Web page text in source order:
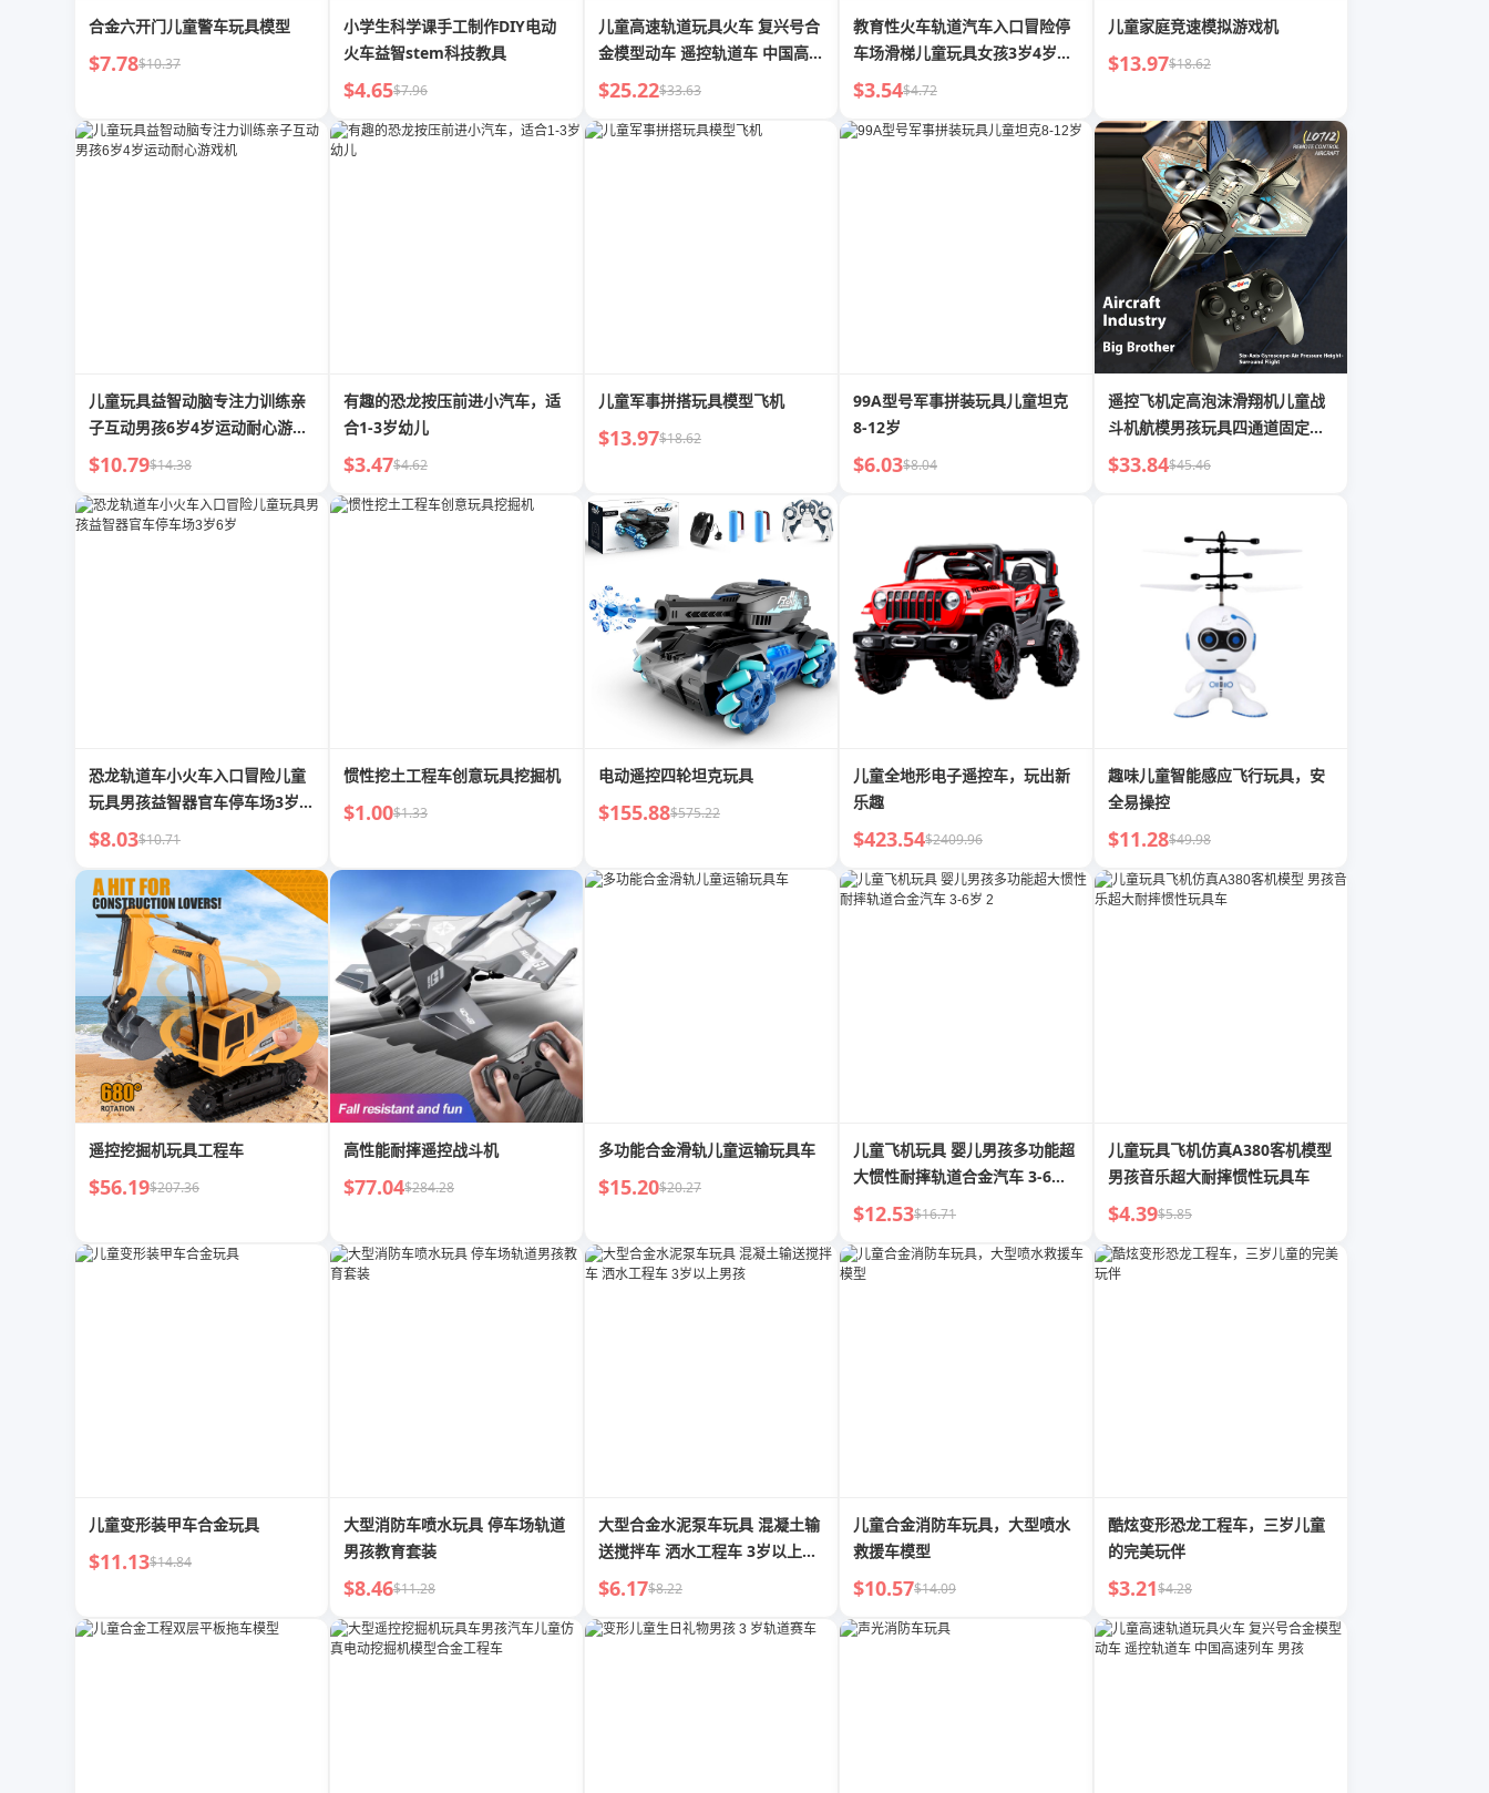
合金六开门儿童警车玩具模型
$7.78$10.37
小学生科学课手工制作DIY电动
火车益智stem科技教具
$4.65$7.96
儿童高速轨道玩具火车 复兴号合
金模型动车 遥控轨道车 中国高速
列车 男孩
$25.22$33.63
教育性火车轨道汽车入口冒险停
车场滑梯儿童玩具女孩3岁4岁男
孩
$3.54$4.72
儿童家庭竞速模拟游戏机
$13.97$18.62
儿童玩具益智动脑专注力训练亲
子互动男孩6岁4岁运动耐心游戏
机
$10.79$14.38
有趣的恐龙按压前进小汽车，适
合1-3岁幼儿
$3.47$4.62
儿童军事拼搭玩具模型飞机
$13.97$18.62
99A型号军事拼装玩具儿童坦克
8-12岁
$6.03$8.04
遥控飞机定高泡沫滑翔机儿童战
斗机航模男孩玩具四通道固定翼
飞机
$33.84$45.46
恐龙轨道车小火车入口冒险儿童
玩具男孩益智器官车停车场3岁6
岁
$8.03$10.71
惯性挖土工程车创意玩具挖掘机
$1.00$1.33
电动遥控四轮坦克玩具
$155.88$575.22
儿童全地形电子遥控车，玩出新
乐趣
$423.54$2409.96
趣味儿童智能感应飞行玩具，安
全易操控
$11.28$49.98
遥控挖掘机玩具工程车
$56.19$207.36
高性能耐摔遥控战斗机
$77.04$284.28
多功能合金滑轨儿童运输玩具车
$15.20$20.27
儿童飞机玩具 婴儿男孩多功能超
大惯性耐摔轨道合金汽车 3-6岁
2
$12.53$16.71
儿童玩具飞机仿真A380客机模型
男孩音乐超大耐摔惯性玩具车
$4.39$5.85
儿童变形装甲车合金玩具
$11.13$14.84
大型消防车喷水玩具 停车场轨道
男孩教育套装
$8.46$11.28
大型合金水泥泵车玩具 混凝土输
送搅拌车 洒水工程车 3岁以上男
孩
$6.17$8.22
儿童合金消防车玩具，大型喷水
救援车模型
$10.57$14.09
酷炫变形恐龙工程车，三岁儿童
的完美玩伴
$3.21$4.28